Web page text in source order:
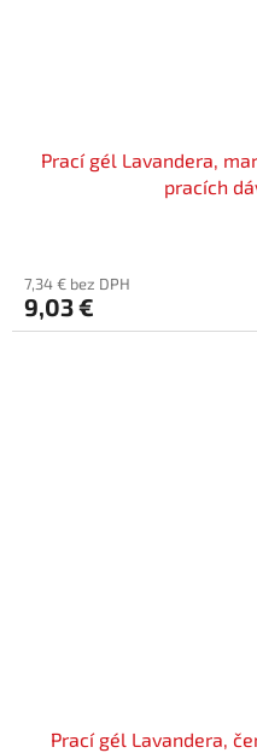
Prací gél Lavandera,
pracích
7,34 € bez DPH
9,03 €
Prací gél Lavandera,